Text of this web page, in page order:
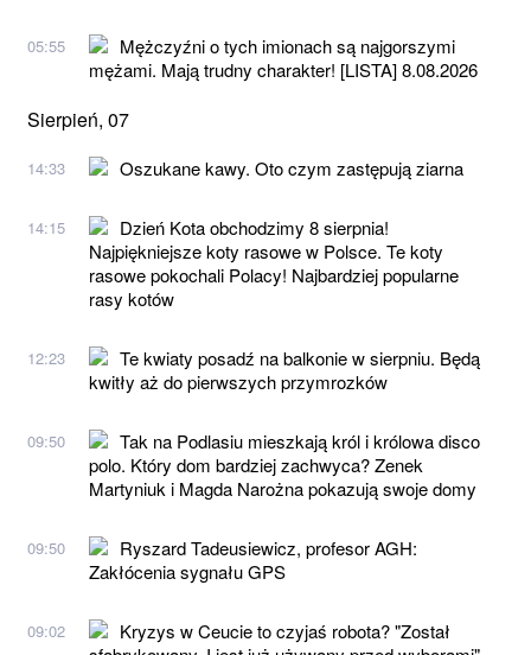
05:55
Mężczyźni o tych imionach są najgorszymi
mężami. Mają trudny charakter! [LISTA] 8.08.2026
Sierpień, 07
14:33 Oszukane kawy. Oto czym zastępują ziarna
14:15
Dzień Kota obchodzimy 8 sierpnia!
Najpiękniejsze koty rasowe w Polsce. Te koty
rasowe pokochali Polacy! Najbardziej popularne
rasy kotów
12:23
Te kwiaty posadź na balkonie w sierpniu. Będą
kwitły aż do pierwszych przymrozków
09:50
Tak na Podlasiu mieszkają król i królowa disco
polo. Który dom bardziej zachwyca? Zenek
Martyniuk i Magda Narożna pokazują swoje domy
09:50
Ryszard Tadeusiewicz, profesor AGH:
Zakłócenia sygnału GPS
09:02
Kryzys w Ceucie to czyjaś robota? "Został